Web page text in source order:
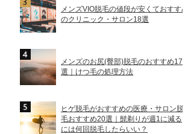
メンズVIO脱毛の値段が安くておすすめ
のクリニック・サロン18選
メンズのお尻(臀部)脱毛のおすすめ17
選｜けつ毛の処理方法
ヒゲ脱毛がおすすめの医療・サロン脱
毛おすすめ20選｜髭剃りが週1に減る
には何回脱毛したらいい？